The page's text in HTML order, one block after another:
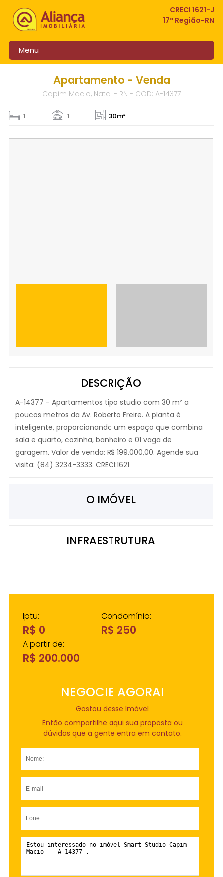
CRECI 1621-J
17ª Região-RN
Menu
Apartamento - Venda
Capim Macio, Natal - RN - COD: A-14377
1 1 30m²
DESCRIÇÃO
A-14377 - Apartamentos tipo studio com 30 m² a
poucos metros da Av. Roberto Freire. A planta é
inteligente, proporcionando um espaço que combina
sala e quarto, cozinha, banheiro e 01 vaga de
garagem. Valor de venda: R$ 199.000,00. Agende sua
visita: (84) 3234-3333. CRECI:1621
O IMÓVEL
INFRAESTRUTURA
Iptu:
R$ 0
Condomínio:
R$ 250
A partir de:
R$ 200.000
NEGOCIE AGORA!
Gostou desse Imóvel
Então compartilhe aqui sua proposta ou
dúvidas que a gente entra em contato.